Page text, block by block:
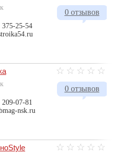
0 отзывов
25-54
0 отзывов
07-81
nsk.ru